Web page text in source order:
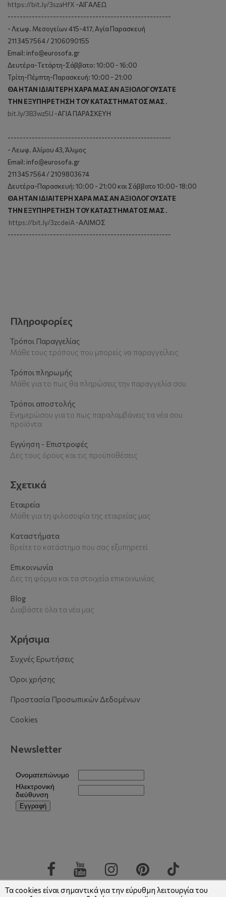
https://bit.ly/3szaHfX -AIΓAΛEΩ
------------------------------------------------------
- Λεωφ. Μεσογείων 415-417, Αγία Παρασκευή
211 3457564 / 2106090155
Email: info@eurosofa.gr
Δευτέρα-Τετάρτη-Σάββατο: 10:00 - 16:00
Τρίτη-Πέμπτη-Παρασκευή: 10:00 - 21:00
ΘA HTAN IΔIAITEPH XAPA MAΣ AN AΞIOΛOΓOYΣATE
THN EΞYΠHPETHΣH TOY KATAΣTHMATOΣ MAΣ .
bit.ly/3B3wz5U -AΓIA ΠAPAΣKEYH
------------------------------------------------------
- Λεωφ. Αλίμου 43, Άλιμος
Email: info@eurosofa.gr
211 3457564 / 2109803674
Δευτέρα-Παρασκευή: 10:00 - 21:00 και Σάββατο 10:00- 18:00
ΘA HTAN IΔIAITEPH XAPA MAΣ AN AΞIOΛOΓOYΣATE
THN EΞYΠHPETHΣH TOY KATAΣTHMATOΣ MAΣ .
https://bit.ly/3zcdeiA-AΛIMOΣ
------------------------------------------------------
Πληροφορίες
Τρόποι Παραγγελίας
Μάθε τους τρόπους που μπορείς να παραγγείλεις
Τρόποι πληρωμής
Μάθε για το πως θα πληρώσεις την παραγγελία σου
Τρόποι αποστολής
Ενημερώσου για το πως παραλαμβάνεις τα νέα σου
προϊόντα
Εγγύηση - Επιστροφές
Δες τους όρους και τις προϋποθέσεις
Σχετικά
Εταιρεία
Μάθε για τη φιλοσοφία της εταιρείας μας
Καταστήματα
Βρείτε το κατάστημα που σας εξυπηρετεί
Επικοινωνία
Δες τη φόρμα και τα στοιχεία επικοινωνίας
Blog
Διαβάστε όλα τα νέα μας
Χρήσιμα
Συχνές Ερωτήσεις
Όροι χρήσης
Προστασία Προσωπικών Δεδομένων
Cookies
Newsletter
Copyright © 2026 Eurosofa |Αρ.ΓΕΜΗ: 004922701000
Τα cookies είναι σημαντικά για την εύρυθμη λειτουργία του